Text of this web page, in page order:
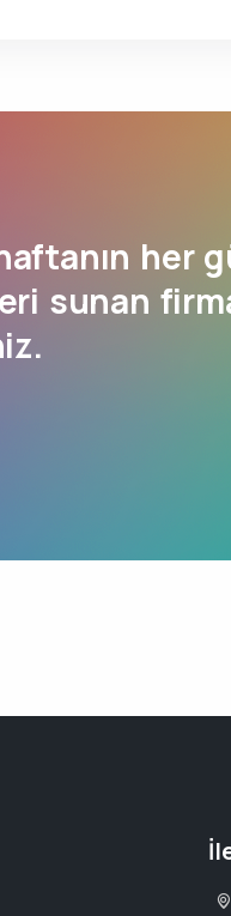
her
sunan